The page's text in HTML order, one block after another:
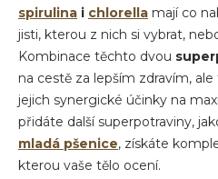
spirulina i chlorella mají co
jisti, kterou z nich si vybrat,
Kombinace těchto dvou
na cestě za lepším zdravím,
jejich synergické účinky na
přidáte další superpotraviny,
mladá pšenice, získáte
kterou vaše tělo ocení.